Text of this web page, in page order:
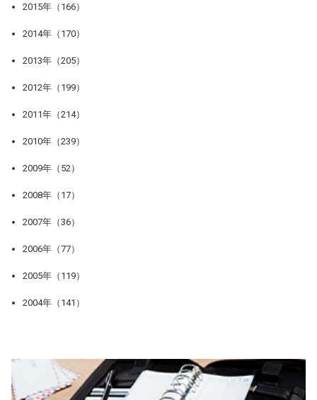
2015年（166）
2014年（170）
2013年（205）
2012年（199）
2011年（214）
2010年（239）
2009年（52）
2008年（17）
2007年（36）
2006年（77）
2005年（119）
2004年（141）